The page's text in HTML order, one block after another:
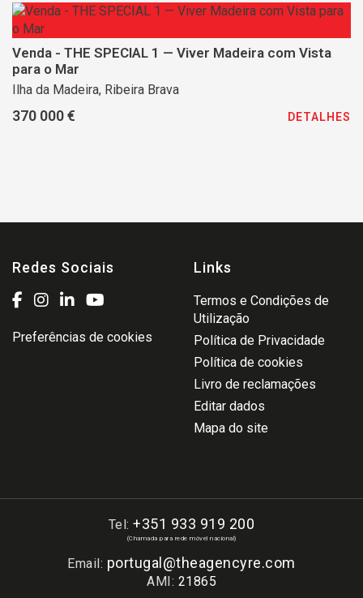
Venda - THE SPECIAL 1 — Viver Madeira com Vista
para o Mar
Ilha da Madeira, Ribeira Brava
370 000 € DETALHES
Redes Sociais
Preferências de cookies
Links
Termos e Condições de
Utilização
Política de Privacidade
Política de cookies
Livro de reclamações
Editar dados
Mapa do site
Tel:+351 933 919 200
(Chamada para rede móvel nacional)
Email: portugal@theagencyre.com
AMI: 21865